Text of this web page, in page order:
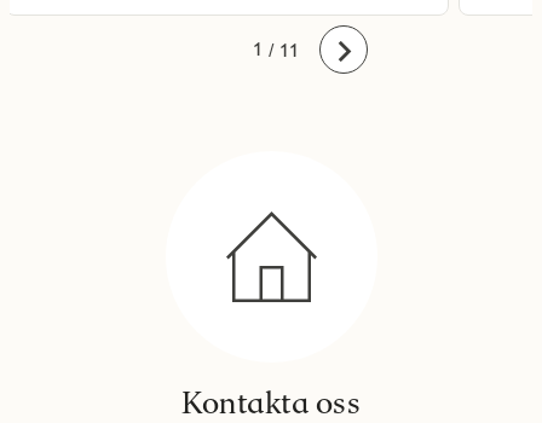
1
2
3
4
5
6
7
8
9
10
11 / 11 Framåt
Kontakta oss